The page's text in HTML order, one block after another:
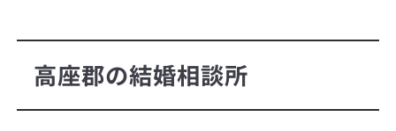
高座郡の結婚相談所